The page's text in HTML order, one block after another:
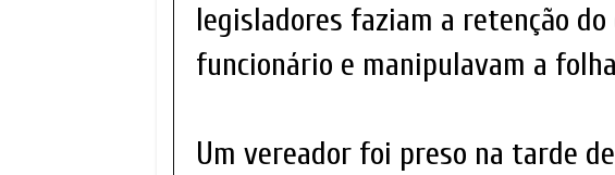
legisladores faziam a retenção
funcionário e manipulavam a
Um vereador foi preso na tarde